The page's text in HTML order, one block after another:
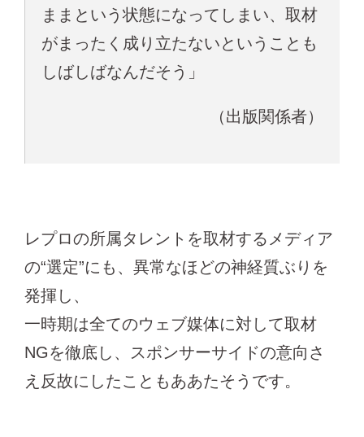
ままという状態になってしまい、取材
がまったく成り立たないということも
しばしばなんだそう」
（出版関係者）
レプロの所属タレントを取材するメディア
の“選定”にも、異常なほどの神経質ぶりを
発揮し、
一時期は全てのウェブ媒体に対して取材
NGを徹底し、スポンサーサイドの意向さ
え反故にしたこともああたそうです。